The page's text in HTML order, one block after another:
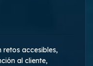
accesibles,
al cliente,